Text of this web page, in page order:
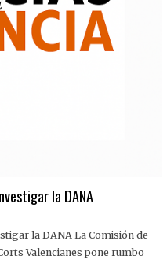
la DANA
la DANA La Comisión de
Valencianes pone rumbo